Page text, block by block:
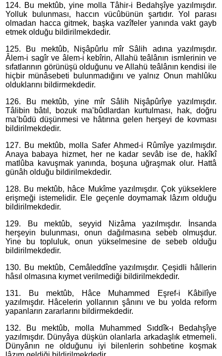
124. Bu mektûb, yine molla Tâhir-i Bedahşîye yazılmışdır.
Yolluk bulunması, haccın vücûbünün şartıdır. Yol parası
olmadan hacca gitmek, başka vazîfeler yanında vakt gayb
etmek olduğu bildirilmekdedir.
125. Bu mektûb, Nişâpûrlu mîr Sâlih adına yazılmışdır.
Âlem-i sagîr ve âlem-i kebîrin, Allahü teâlânın ismlerinin ve
sıfatlarının görünüşü olduğunu ve Allahü teâlânın kendisi ile
hiçbir münâsebeti bulunmadığını ve yalnız Onun mahlûku
olduklarını bildirmekdedir.
126. Bu mektûb, yine mîr Sâlih Nişâpûrîye yazılmışdır.
Tâlibin bâtıl, bozuk ma’bûdlardan kurtulması, hak, doğru
ma’bûdü düşünmesi ve hâtırına gelen herşeyi de kovması
bildirilmekdedir.
127. Bu mektûb, molla Safer Ahmed-i Rûmîye yazılmışdır.
Anaya babaya hizmet, her ne kadar sevâb ise de, hakîkî
matlûba kavuşmak yanında, boşuna uğraşmak olur. Hattâ
günâh olduğu bildirilmekdedir.
128. Bu mektûb, hâce Mukîme yazılmışdır. Çok yükseklere
erişmeği istemelidir. Ele geçenle doymamak lâzım olduğu
bildirilmekdedir.
129. Bu mektûb, seyyid Nizâma yazılmışdır. İnsanda
herşeyin bulunması, onun dağılmasına sebeb olmuşdur.
Yine bu topluluk, onun yükselmesine de sebeb olduğu
bildirilmekdedir.
130. Bu mektûb, Cemâleddîne yazılmışdır. Çeşidli hâllerin
hâsıl olmasına kıymet verilmediği bildirilmekdedir.
131. Bu mektûb, Hâce Muhammed Eşref-i Kâbilîye
yazılmışdır. Hâcelerin yollarının şânını ve bu yolda reform
yapanların zararlarını bildirmekdedir.
132. Bu mektûb, molla Muhammed Sıddîk-ı Bedahşîye
yazılmışdır. Dünyâya düşkün olanlarla arkadaşlık etmemeli.
Dünyânın ne olduğunu iyi bilenlerin sohbetine koşmak